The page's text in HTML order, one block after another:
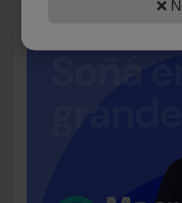
❌